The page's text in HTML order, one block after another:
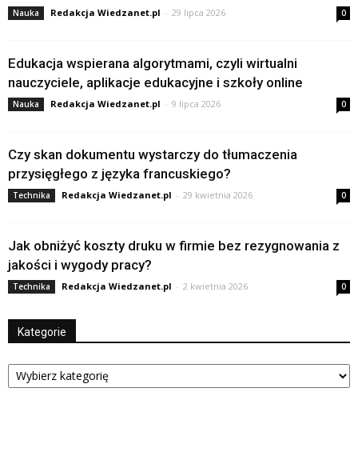
Nauka Redakcja Wiedzanet.pl - 29 lipca 2026 0
Edukacja wspierana algorytmami, czyli wirtualni
nauczyciele, aplikacje edukacyjne i szkoły online
Nauka Redakcja Wiedzanet.pl - 9 lipca 2026 0
Czy skan dokumentu wystarczy do tłumaczenia
przysięgłego z języka francuskiego?
Technika Redakcja Wiedzanet.pl - 29 kwietnia 2026 0
Jak obniżyć koszty druku w firmie bez rezygnowania z
jakości i wygody pracy?
Technika Redakcja Wiedzanet.pl - 2 kwietnia 2026 0
Kategorie
Kategorie